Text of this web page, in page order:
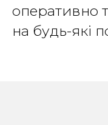
оперативно
на будь-які